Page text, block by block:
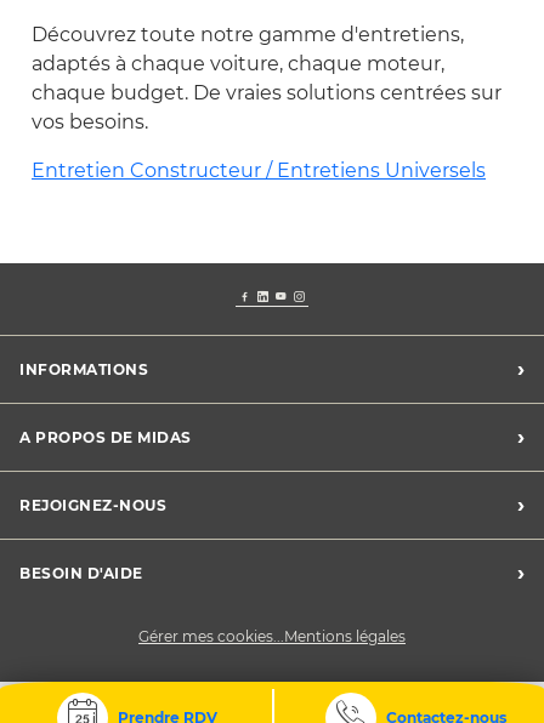
Découvrez toute notre gamme d'entretiens,
adaptés à chaque voiture, chaque moteur,
chaque budget. De vraies solutions centrées sur
vos besoins.
Entretien Constructeur / Entretiens Universels
INFORMATIONS ›
Conditions générales de vente
Mentions légales
Charte vie privée
Déclaration de cookies
A PROPOS DE MIDAS ›
Le groupe Midas
Développement durable
REJOIGNEZ-NOUS ›
Devenez franchisé
BESOIN D'AIDE ›
Gérer mes cookies...Mentions légales
Prendre RDV Contactez-nous